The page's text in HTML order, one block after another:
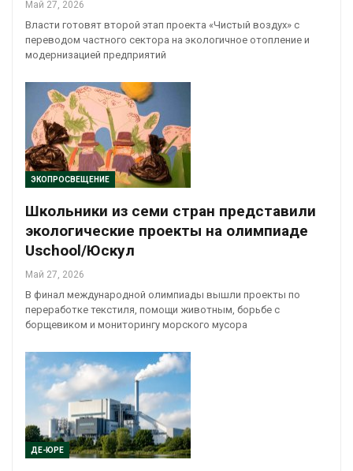
Май 27, 2026
Власти готовят второй этап проекта «Чистый воздух» с
переводом частного сектора на экологичное отопление и
модернизацией предприятий
ЭКОПРОСВЕЩЕНИЕ
Школьники из семи стран представили
экологические проекты на олимпиаде
Uschool/Юскул
Май 27, 2026
В финал международной олимпиады вышли проекты по
переработке текстиля, помощи животным, борьбе с
борщевиком и мониторингу морского мусора
ДЕ-ЮРЕ